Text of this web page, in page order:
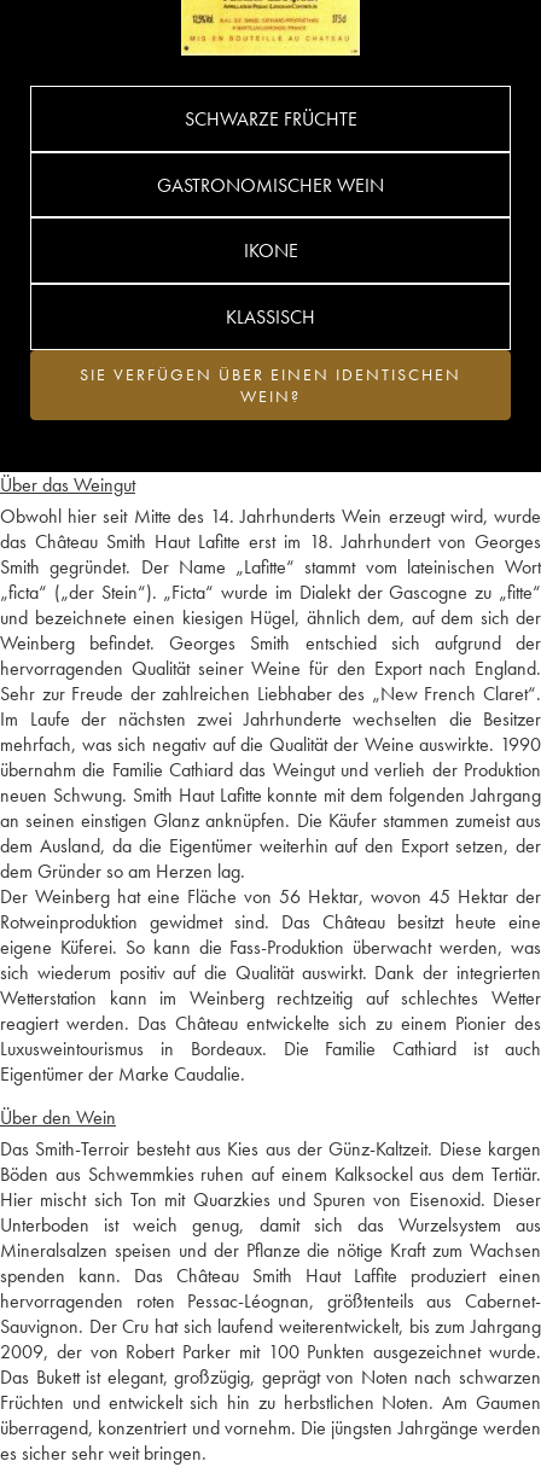
Über das Weingut
Obwohl hier seit Mitte des 14. Jahrhunderts Wein erzeugt wird, wurde
das Château Smith Haut Lafitte erst im 18. Jahrhundert von Georges
Smith gegründet. Der Name „Lafitte“ stammt vom lateinischen Wort
„ficta“ („der Stein“). „Ficta“ wurde im Dialekt der Gascogne zu „fitte“
und bezeichnete einen kiesigen Hügel, ähnlich dem, auf dem sich der
Weinberg befindet. Georges Smith entschied sich aufgrund der
hervorragenden Qualität seiner Weine für den Export nach England.
Sehr zur Freude der zahlreichen Liebhaber des „New French Claret“.
Im Laufe der nächsten zwei Jahrhunderte wechselten die Besitzer
mehrfach, was sich negativ auf die Qualität der Weine auswirkte. 1990
übernahm die Familie Cathiard das Weingut und verlieh der Produktion
neuen Schwung. Smith Haut Lafitte konnte mit dem folgenden Jahrgang
an seinen einstigen Glanz anknüpfen. Die Käufer stammen zumeist aus
dem Ausland, da die Eigentümer weiterhin auf den Export setzen, der
dem Gründer so am Herzen lag.
Der Weinberg hat eine Fläche von 56 Hektar, wovon 45 Hektar der
Rotweinproduktion gewidmet sind. Das Château besitzt heute eine
eigene Küferei. So kann die Fass-Produktion überwacht werden, was
sich wiederum positiv auf die Qualität auswirkt. Dank der integrierten
Wetterstation kann im Weinberg rechtzeitig auf schlechtes Wetter
reagiert werden. Das Château entwickelte sich zu einem Pionier des
Luxusweintourismus in Bordeaux. Die Familie Cathiard ist auch
Eigentümer der Marke Caudalie.
Über den Wein
Das Smith-Terroir besteht aus Kies aus der Günz-Kaltzeit. Diese kargen
Böden aus Schwemmkies ruhen auf einem Kalksockel aus dem Tertiär.
Hier mischt sich Ton mit Quarzkies und Spuren von Eisenoxid. Dieser
Unterboden ist weich genug, damit sich das Wurzelsystem aus
Mineralsalzen speisen und der Pflanze die nötige Kraft zum Wachsen
spenden kann. Das Château Smith Haut Laffite produziert einen
hervorragenden roten Pessac-Léognan, größtenteils aus Cabernet-
Sauvignon. Der Cru hat sich laufend weiterentwickelt, bis zum Jahrgang
2009, der von Robert Parker mit 100 Punkten ausgezeichnet wurde.
Das Bukett ist elegant, großzügig, geprägt von Noten nach schwarzen
Früchten und entwickelt sich hin zu herbstlichen Noten. Am Gaumen
überragend, konzentriert und vornehm. Die jüngsten Jahrgänge werden
es sicher sehr weit bringen.
SCHWARZE FRÜCHTE
GASTRONOMISCHER WEIN
IKONE
KLASSISCH
SIE VERFÜGEN ÜBER EINEN IDENTISCHEN
WEIN?